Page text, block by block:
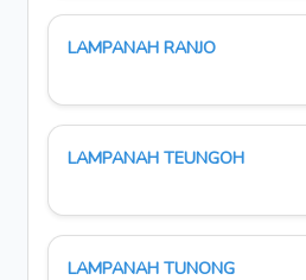
LAMPANAH RANJO
LAMPANAH TEUNGOH
LAMPANAH TUNONG